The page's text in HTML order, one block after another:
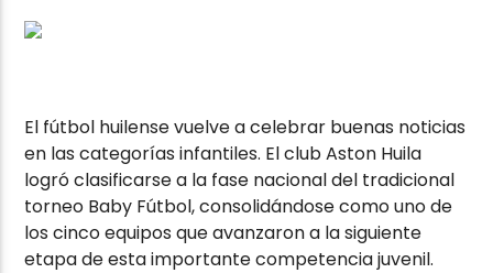
El fútbol huilense vuelve a celebrar buenas noticias
en las categorías infantiles. El club Aston Huila
logró clasificarse a la fase nacional del tradicional
torneo Baby Fútbol, consolidándose como uno de
los cinco equipos que avanzaron a la siguiente
etapa de esta importante competencia juvenil.